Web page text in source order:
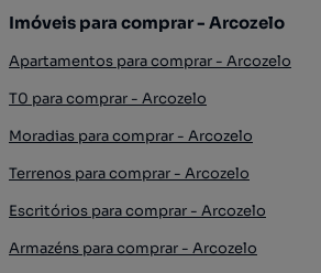
Imóveis para comprar - Arcozelo
Apartamentos para comprar - Arcozelo
T0 para comprar - Arcozelo
Moradias para comprar - Arcozelo
Terrenos para comprar - Arcozelo
Escritórios para comprar - Arcozelo
Armazéns para comprar - Arcozelo